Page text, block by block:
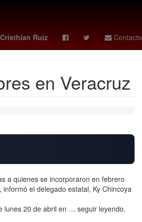
Cristhian Ruiz Contacto
Rogelio Funes Mori mexico vs
en Veracruz
a quienes se incorporaron en febrero
el delegado estatal, Ky Chincoya
lunes 20 de abril en … seguir leyendo.